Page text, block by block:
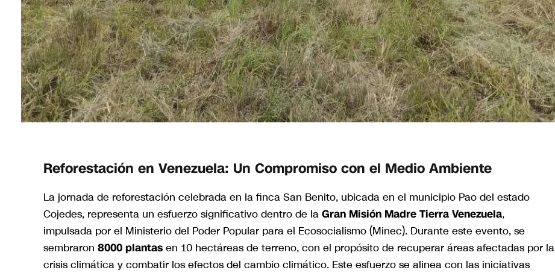
Reforestación en Venezuela: Un Compromiso con el Medio Ambiente
La jornada de reforestación celebrada en la finca San Benito, ubicada en el municipio Pao del estado
Cojedes, representa un esfuerzo significativo dentro de la Gran Misión Madre Tierra Venezuela,
impulsada por el Ministerio del Poder Popular para el Ecosocialismo (Minec). Durante este evento, se
sembraron 8000 plantas en 10 hectáreas de terreno, con el propósito de recuperar áreas afectadas por la
crisis climática y combatir los efectos del cambio climático. Este esfuerzo se alinea con las iniciativas